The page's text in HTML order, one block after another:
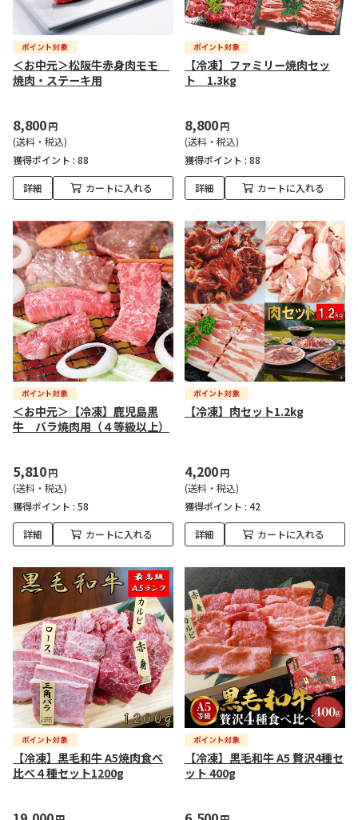
＜お中元＞松阪牛赤身肉モモ
焼肉・ステーキ用
8,800円
(送料・税込)
獲得ポイント : 88
詳細 カートに入れる
【冷凍】ファミリー焼肉セッ
ト 1.3kg
8,800円
(送料・税込)
獲得ポイント : 88
詳細 カートに入れる
＜お中元＞【冷凍】鹿児島黒
牛 バラ焼肉用（４等級以上）
5,810円
(送料・税込)
獲得ポイント : 58
詳細 カートに入れる
【冷凍】肉セット1.2kg
4,200円
(送料・税込)
獲得ポイント : 42
詳細 カートに入れる
【冷凍】黒毛和牛 A5焼肉食べ
比べ４種セット1200g
【冷凍】黒毛和牛 A5 贅沢4種セ
ット 400g